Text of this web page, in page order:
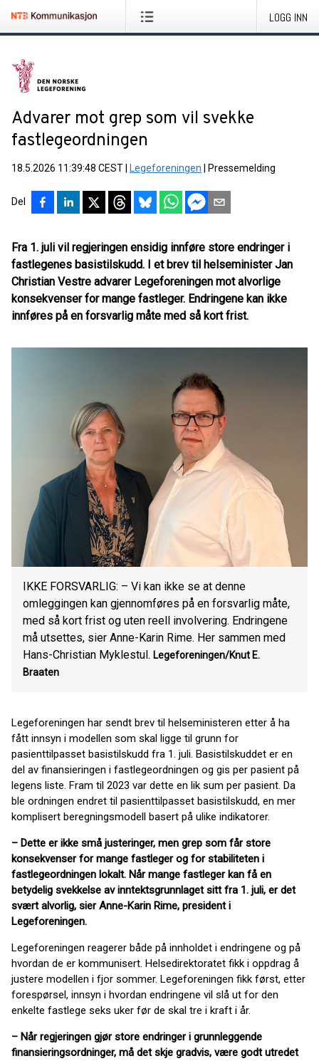
LOGG INN
Advarer mot grep som vil svekke
fastlegeordningen
18.5.2026 11:39:48 CEST Legeforeningen Pressemelding
Del
Fra 1. juli vil regjeringen ensidig innføre store endringer i
fastlegenes basistilskudd. I et brev til helseminister Jan
Christian Vestre advarer Legeforeningen mot alvorlige
konsekvenser for mange fastleger. Endringene kan ikke
innføres på en forsvarlig måte med så kort frist.
IKKE FORSVARLIG: – Vi kan ikke se at denne
omleggingen kan gjennomføres på en forsvarlig måte,
med så kort frist og uten reell involvering. Endringene
må utsettes, sier Anne-Karin Rime. Her sammen med
Hans-Christian Myklestul. Legeforeningen/Knut E.
Braaten
Legeforeningen har sendt brev til helseministeren etter å ha
fått innsyn i modellen som skal ligge til grunn for
pasienttilpasset basistilskudd fra 1. juli. Basistilskuddet er en
del av finansieringen i fastlegeordningen og gis per pasient på
legens liste. Fram til 2023 var dette en lik sum per pasient. Da
ble ordningen endret til pasienttilpasset basistilskudd, en mer
komplisert beregningsmodell basert på ulike indikatorer.
– Dette er ikke små justeringer, men grep som får store
konsekvenser for mange fastleger og for stabiliteten i
fastlegeordningen lokalt. Når mange fastleger kan få en
betydelig svekkelse av inntektsgrunnlaget sitt fra 1. juli, er det
svært alvorlig, sier Anne-Karin Rime, president i
Legeforeningen.
Legeforeningen reagerer både på innholdet i endringene og på
hvordan de er kommunisert. Helsedirektoratet fikk i oppdrag å
justere modellen i fjor sommer. Legeforeningen fikk først, etter
forespørsel, innsyn i hvordan endringene vil slå ut for den
enkelte fastlege seks uker før de skal tre i kraft i år.
– Når regjeringen gjør store endringer i grunnleggende
finansieringsordninger, må det skje gradvis, være godt utredet